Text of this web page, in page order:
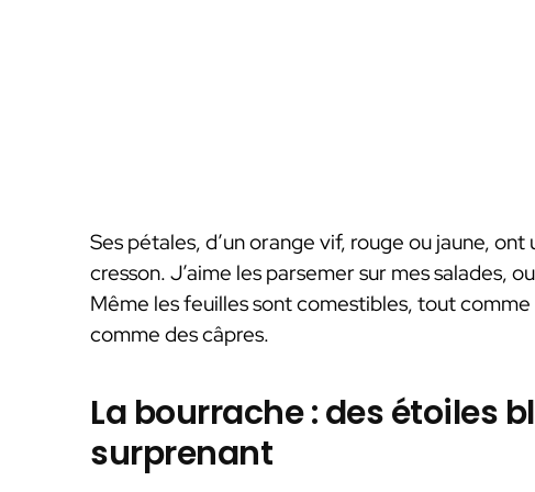
Ses pétales, d’un orange vif, rouge ou jaune,
cresson. J’aime les parsemer sur mes salades,
Même les feuilles sont comestibles, tout
comme des câpres.
La bourrache : des étoiles
surprenant